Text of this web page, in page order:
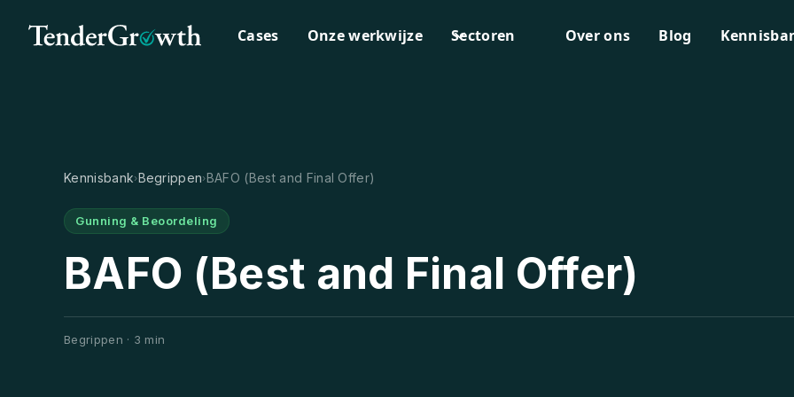
Cases Onze werkwijze Sectoren Over ons Blog
BAFO (Best and Final Offer)
Begrippen · 3 min
Gunning & Beoordeling
Kennisbank›Begrippen›BAFO (Best and Final Offer)